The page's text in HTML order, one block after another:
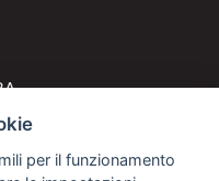
per il funzionamento